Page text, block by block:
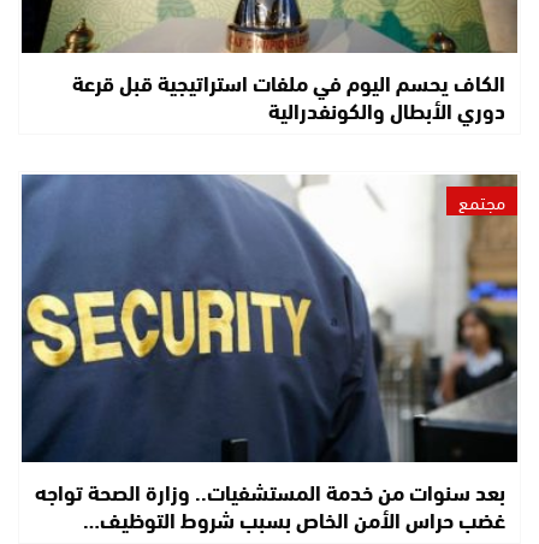
الكاف يحسم اليوم في ملفات استراتيجية قبل قرعة
دوري الأبطال والكونفدرالية
مجتمع
بعد سنوات من خدمة المستشفيات.. وزارة الصحة تواجه
غضب حراس الأمن الخاص بسبب شروط التوظيف…